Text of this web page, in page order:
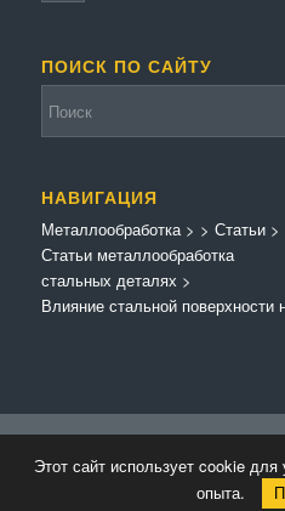
ПОИСК ПО САЙТУ
НАВИГАЦИЯ
Металлообработка>
Статьи металлообработка
> Статьи>
стальных деталях >
Влияние стальной поверхности
Kriesi
Этот сайт использует cookie
опыта.